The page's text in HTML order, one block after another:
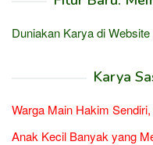
Duniakan Karya di
Karya
Warga Main Hakim
Anak Kecil Banyak yang